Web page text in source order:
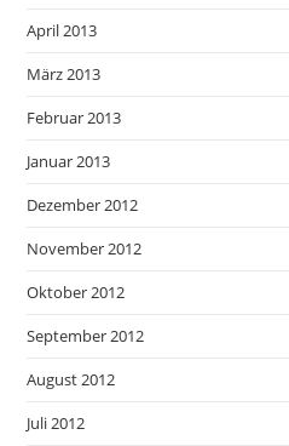
April 2013
März 2013
Februar 2013
Januar 2013
Dezember 2012
November 2012
Oktober 2012
September 2012
August 2012
Juli 2012